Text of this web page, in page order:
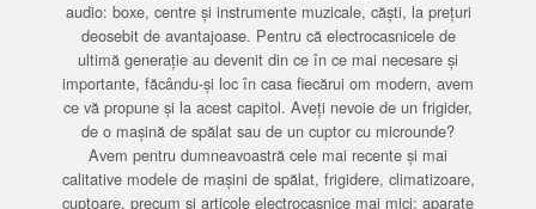
audio: boxe, centre și instrumente muzicale, căști, la prețuri
deosebit de avantajoase. Pentru că electrocasnicele de
ultimă generație au devenit din ce în ce mai necesare și
importante, făcându-și loc în casa fiecărui om modern, avem
ce vă propune și la acest capitol. Aveți nevoie de un frigider,
de o mașină de spălat sau de un cuptor cu microunde?
Avem pentru dumneavoastră cele mai recente și mai
calitative modele de mașini de spălat, frigidere, climatizoare,
cuptoare, precum și articole electrocasnice mai mici: aparate